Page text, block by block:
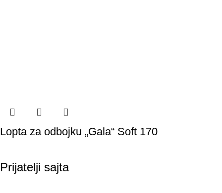
Lopta za odbojku „Gala“ Soft 170
Prijatelji sajta